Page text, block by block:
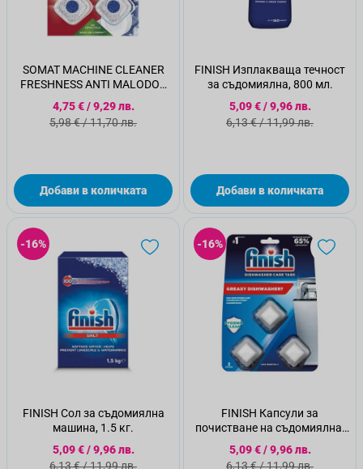
SOMAT MACHINE CLEANER
FRESHNESS ANTI MALODOR
Таблетки за почистване на
съдомиялна, 3 бр.
Специална цена
4,75 €/9,29 лв.
Стандартна цена
5,98 €/11,70 лв.
Добави в количката
FINISH Изплакваща течност
за съдомиялна, 800 мл.
Специална цена
5,09 €/9,96 лв.
Стандартна цена
6,13 €/11,99 лв.
Добави в количката
-16%
FINISH Сол за съдомиялна
машина, 1.5 кг.
Специална цена
5,09 €/9,96 лв.
Стандартна цена
6,13 €/11,99 лв.
-16%
FINISH Капсули за
почистване на съдомиялна,
3бр.
Специална цена
5,09 €/9,96 лв.
Стандартна цена
6,13 €/11,99 лв.